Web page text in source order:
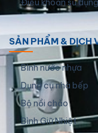
Điều khoản sử dụng
SẢN PHẨM & DỊCH
Bình nước nhựa
Dụng cụ nhà bếp
Bộ nồi chảo
Bình Giữ Nhiệt